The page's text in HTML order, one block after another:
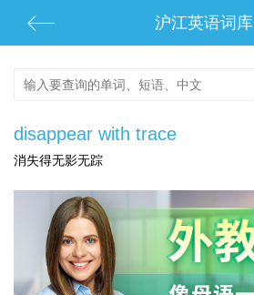
沪江英语词库
disappear with trace
消失得无影无踪